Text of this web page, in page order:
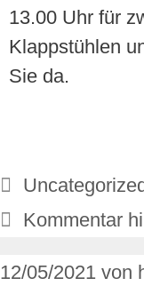
13.00 Uhr für
Klappstühlen
Sie da.
Kommentar
12/05/2021 von